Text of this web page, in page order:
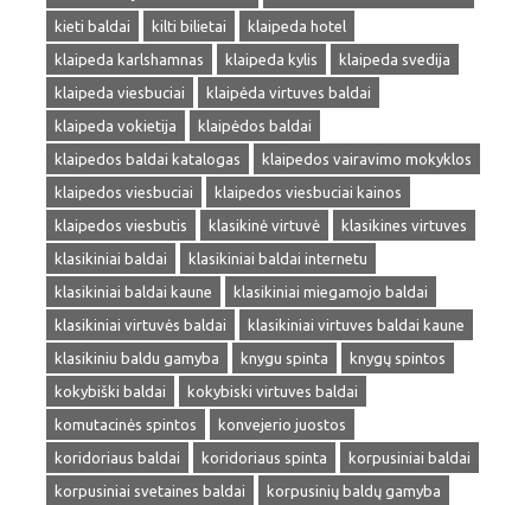
kieti baldai
kilti bilietai
klaipeda hotel
klaipeda karlshamnas
klaipeda kylis
klaipeda svedija
klaipeda viesbuciai
klaipėda virtuves baldai
klaipeda vokietija
klaipėdos baldai
klaipedos baldai katalogas
klaipedos vairavimo mokyklos
klaipedos viesbuciai
klaipedos viesbuciai kainos
klaipedos viesbutis
klasikinė virtuvė
klasikines virtuves
klasikiniai baldai
klasikiniai baldai internetu
klasikiniai baldai kaune
klasikiniai miegamojo baldai
klasikiniai virtuvės baldai
klasikiniai virtuves baldai kaune
klasikiniu baldu gamyba
knygu spinta
knygų spintos
kokybiški baldai
kokybiski virtuves baldai
komutacinės spintos
konvejerio juostos
koridoriaus baldai
koridoriaus spinta
korpusiniai baldai
korpusiniai svetaines baldai
korpusinių baldų gamyba